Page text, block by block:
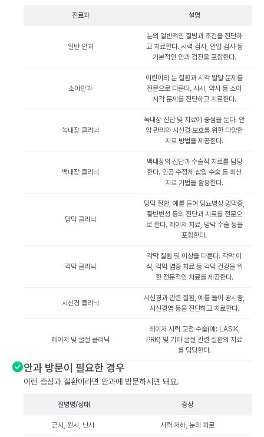
진료과 설명
일반 안과
눈의 일반적인 질병과 조건을 진단하
고 치료한다. 시력 검사, 안압 검사 등
기본적인 안과 검진을 포함한다.
소아안과
어린이의 눈 질환과 시각 발달 문제를
전문으로 다룬다. 사시, 약시 등 소아
시각 문제를 진단하고 치료한다.
녹내장 클리닉
녹내장 진단 및 치료에 중점을 둔다. 안
압 관리와 시신경 보호를 위한 다양한
치료 방법을 제공한다.
백내장 클리닉
백내장의 진단과 수술적 치료를 담당
한다. 인공 수정체 삽입 수술 등 최신
치료 기법을 활용한다.
망막 클리닉
망막 질환, 예를 들어 당뇨병성 망막증,
황반변성 등의 진단과 치료를 전문으
로 한다. 레이저 치료, 망막 수술 등을
포함한다.
각막 클리닉
각막 질환 및 이상을 다룬다. 각막 이
식, 각막 염증 치료 등 각막 건강을 위
한 전문적인 치료를 제공한다.
시신경 클리닉
시신경과 관련 질환, 예를 들어 광시증,
시신경염 등을 진단하고 치료한다.
레이저 및 굴절 클리닉
레이저 시력 교정 수술(예: LASIK,
PRK) 및 기타 굴절 관련 질환의 치료
를 담당한다.
안과 방문이 필요한 경우
이런 증상과 질환이라면 안과에 방문하시면 돼요.
질병명/상태 증상
근시, 원시, 난시 시력 저하, 눈의 피로